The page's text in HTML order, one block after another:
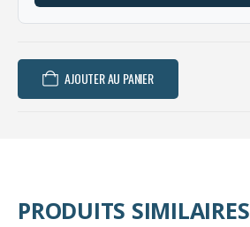
AJOUTER AU PANIER
PRODUITS SIMILAIRES